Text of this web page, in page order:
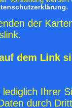
der
dem Link
Ihrer
durch